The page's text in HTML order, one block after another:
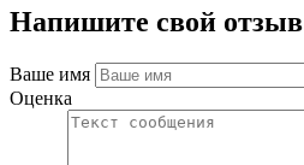
Напишите свой отзыв
Ваше имя
Оценка